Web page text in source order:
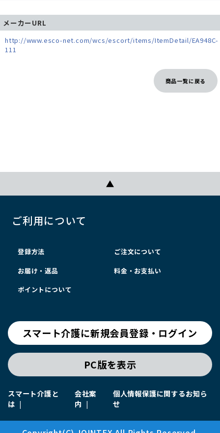
メーカーURL
http://www.esco-net.com/wcs/escort/items/ItemDetail/EA948C-
111
商品一覧に戻る
ご利用について
登録方法 ご注文について
お届け・返品 料金・お支払い
ポイントについて
スマート介護に新規会員登録・ログイン
PC版を表示
スマート介護と
は
会社案
内
個人情報保護に関するお知ら
せ